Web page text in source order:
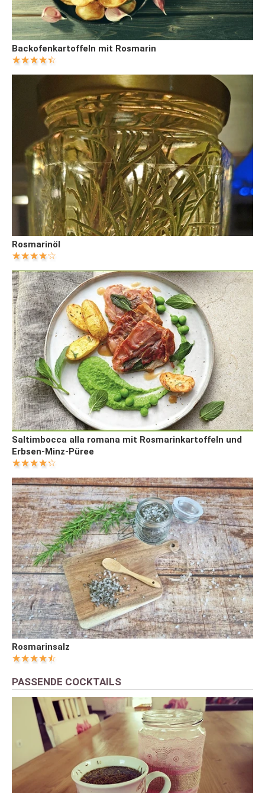
Backofenkartoffeln mit Rosmarin
Rosmarinöl
Saltimbocca alla romana mit Rosmarinkartoffeln und
Erbsen-Minz-Püree
Rosmarinsalz
PASSENDE COCKTAILS